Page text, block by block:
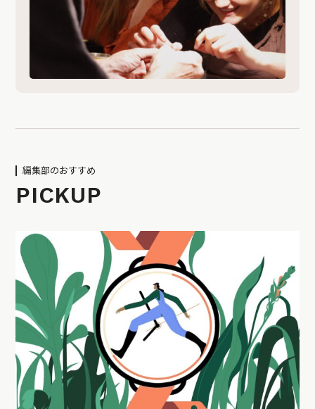
編集部のおすすめ
PICKUP